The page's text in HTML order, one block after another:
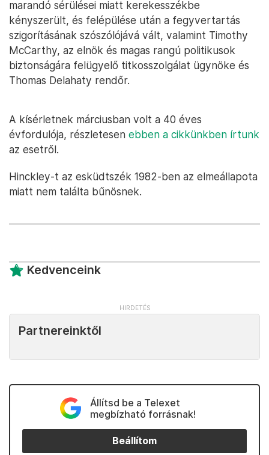
marandó sérülései miatt kerekesszékbe
kényszerült, és felépülése után a fegyvertartás
szigorításának szószólójává vált, valamint Timothy
McCarthy, az elnök és magas rangú politikusok
biztonságára felügyelő titkosszolgálat ügynöke és
Thomas Delahaty rendőr.
A kísérletnek márciusban volt a 40 éves
évfordulója, részletesen ebben a cikkünkben írtunk
az esetről.
Hinckley-t az esküdtszék 1982-ben az elmeállapota
miatt nem találta bűnösnek.
Kedvenceink
Partnereinktől
Állítsd be a Telexet
megbízható forrásnak!
Beállítom